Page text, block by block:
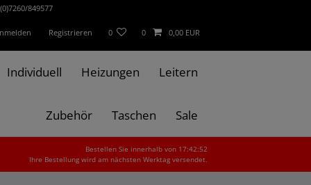
849577
Registrieren 0 0 0,00 EUR
Individuell Heizungen Leitern
Zubehör Taschen Sale
Bestellen Sie innerhalb von 17:42:50
Ihre Bestellung wird am nächsten Werktag versendet.